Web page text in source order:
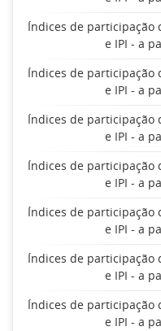
Índices de participação
e IPI - a
Índices de participação
e IPI - a
Índices de participação
e IPI - a
Índices de participação
e IPI - a
Índices de participação
e IPI - a
Índices de participação
e IPI - a
Índices de participação
e IPI - a